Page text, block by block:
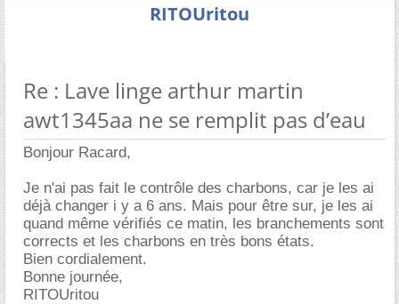
RITOUritou
Re : Lave linge arthur martin
awt1345aa ne se remplit pas d’eau
Bonjour Racard,
Je n'ai pas fait le contrôle des charbons, car je les ai
déjà changer i y a 6 ans. Mais pour être sur, je les ai
quand même vérifiés ce matin, les branchements sont
corrects et les charbons en très bons états.
Bien cordialement.
Bonne journée,
RITOUritou